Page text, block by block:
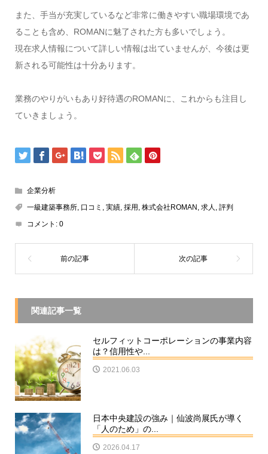
また、手当が充実しているなど非常に働きやすい職場環境であ
ることも含め、ROMANに魅了された方も多いでしょう。
現在求人情報について詳しい情報は出ていませんが、今後は更
新される可能性は十分あります。
業務のやりがいもあり好待遇のROMANに、これからも注目し
ていきましょう。
企業分析
一級建築事務所, 口コミ , 実績, 採用 , 株式会社ROMAN , 求人 , 評判
コメント: 0
関連記事一覧
セルフィットコーポレーションの事業内容
は？信用性や...
2021.06.03
日本中央建設の強み｜仙波尚展氏が導く
「人のため」の...
2026.04.17